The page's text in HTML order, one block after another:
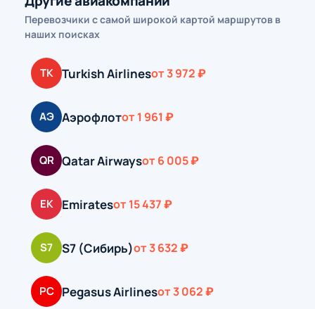
Перевозчики с самой широкой картой маршрутов в
наших поисках
TK Turkish Airlinesот 3 972 ₽
АЭ Аэрофлотот 1 961 ₽
QR Qatar Airwaysот 6 005 ₽
EK Emiratesот 15 437 ₽
S7 S7 (Сибирь)от 3 632 ₽
PC Pegasus Airlinesот 3 062 ₽